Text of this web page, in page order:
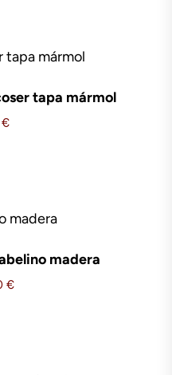
tapa mármol
€
madera
€